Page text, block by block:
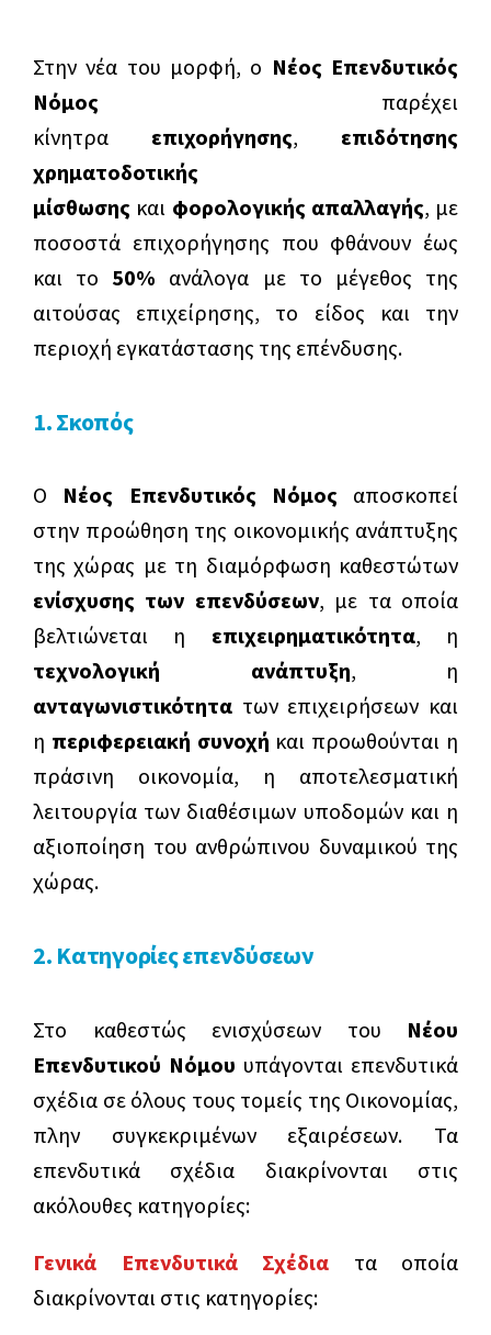
Ευκαιρίες καριέρας
Ανάπτυξη επιχειρήσεων- Υπηρεσίες
Χρηματοδότησης Επενδυτικών Προγραμμάτων
Πρόγραμμα Αγροτικής Ανάπτυξης
Nέος Αναπτυξιακός Νόμος 4887/22
“Ελλάδα 2.0”
Δικαιούχοι
Καθεστώτα Ενισχύσεων
Αγροδιατροφή
Δίκαιη Αναπτυξιακή Μετάβαση
Ενίσχυση Τουριστικών Επενδύσεων
Επιχειρηματική εξωστρέφεια
Επιχειρηματικότητα 360º
Έρευνα και εφαρμοσμένη καινοτομία
Ευρωπαϊκές Αλυσίδες Αξίας
Μεγάλες επενδύσεις
Μεταποίηση & Εφοδιαστική αλυσίδα
Νέο Επιχειρείν
Πράσινη μετάβαση & Περιβαλλοντική
μετασχηματισμός επιχειρήσεων
Χρηματοδότηση
Είδη Ενισχύσεων
Ίδια συμμετοχή
Χάρτης Περιφερειακών Ενισχύσεων
Εθνικό Ταμείο Επιχειρηματικότητας &
Ανάπτυξης ΕΤΕΑΝ
Αναμενόμενα προγράμματα
Στην νέα του μορφή, ο Νέος Επενδυτικός
Νόμος παρέχει
κίνητρα επιχορήγησης, επιδότησης
χρηματοδοτικής
μίσθωσης και φορολογικής απαλλαγής, με
ποσοστά επιχορήγησης που φθάνουν έως
και το 50% ανάλογα με το μέγεθος της
αιτούσας επιχείρησης, το είδος και την
περιοχή εγκατάστασης της επένδυσης.
1. Σκοπός
O Νέος Επενδυτικός Νόμοςαποσκοπεί
στην προώθηση της οικονομικής ανάπτυξης
της χώρας με τη διαμόρφωση καθεστώτων
ενίσχυσης των επενδύσεων, με τα οποία
βελτιώνεται η επιχειρηματικότητα, η
τεχνολογική ανάπτυξη, η
ανταγωνιστικότητα των επιχειρήσεων και
η περιφερειακή συνοχή και προωθούνται η
πράσινη οικονομία, η αποτελεσματική
λειτουργία των διαθέσιμων υποδομών και η
αξιοποίηση του ανθρώπινου δυναμικού της
χώρας.
2. Κατηγορίες επενδύσεων
Στο καθεστώς ενισχύσεων του Νέου
Επενδυτικού Νόμου υπάγονται επενδυτικά
σχέδια σε όλους τους τομείς της Οικονομίας,
πλην συγκεκριμένων εξαιρέσεων. Τα
επενδυτικά σχέδια διακρίνονται στις
ακόλουθες κατηγορίες:
Γενικά Επενδυτικά Σχέδια τα οποία
διακρίνονται στις κατηγορίες: